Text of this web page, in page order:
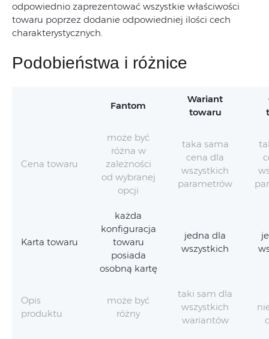
odpowiednio zaprezentować wszystkie właściwości
towaru poprzez dodanie odpowiedniej ilości cech
charakterystycznych.
Podobieństwa i różnice
Fantom
Wariant
towaru
Cena towaru
może być
różna w
zależności
od wybranej
opcji
taka sama
cena dla
wszystkich
parametrów
Karta towaru
każda
konfiguracja
towaru
posiada
osobną kartę
jedna dla
wszystkich
Opis
produktu
może być
różny
taki sam dla
wszystkich
wariantów